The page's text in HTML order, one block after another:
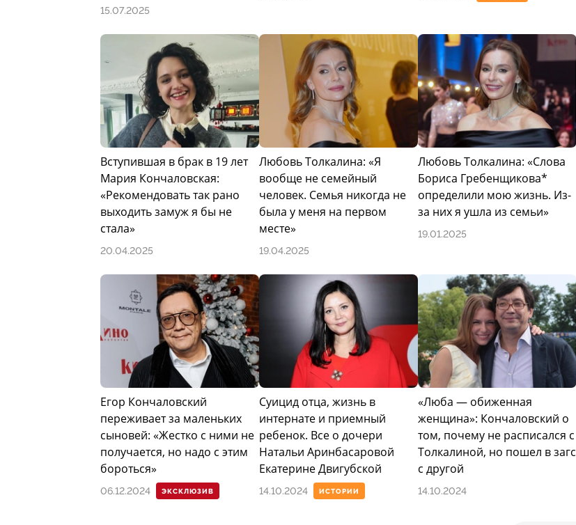
15.07.2025
Вступившая в брак в 19 лет
Мария Кончаловская:
«Рекомендовать так рано
выходить замуж я бы не
стала»
20.04.2025
Любовь Толкалина: «Я
вообще не семейный
человек. Семья никогда не
была у меня на первом
месте»
19.04.2025
Любовь Толкалина: «Слова
Бориса Гребенщикова*
определили мою жизнь. Из-
за них я ушла из семьи»
19.01.2025
ЭКСКЛЮЗИВ
Егор Кончаловский
переживает за маленьких
сыновей: «Жестко с ними не
получается, но надо с этим
бороться»
06.12.2024 ИСТОРИИ
Суицид отца, жизнь в
интернате и приемный
ребенок. Все о дочери
Натальи Аринбасаровой
Екатерине Двигубской
14.10.2024
«Люба — обиженная
женщина»: Кончаловский о
том, почему не расписался с
Толкалиной, но пошел в загс
с другой
14.10.2024